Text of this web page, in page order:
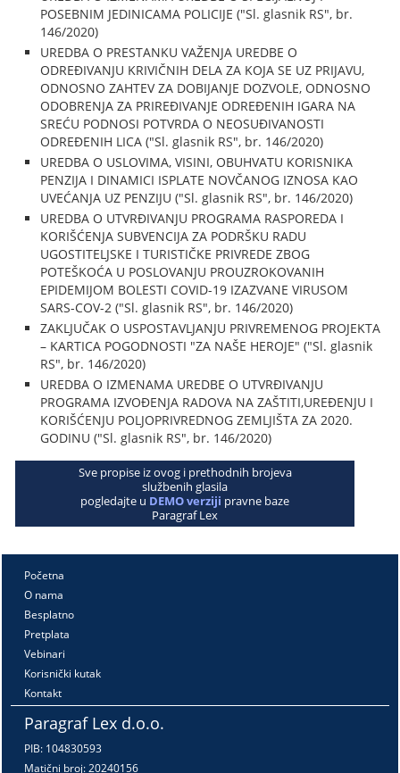
POSEBNIM JEDINICAMA POLICIJE ("Sl. glasnik RS", br.
146/2020)
UREDBA O PRESTANKU VAŽENJA UREDBE O
ODREĐIVANJU KRIVIČNIH DELA ZA KOJA SE UZ PRIJAVU,
ODNOSNO ZAHTEV ZA DOBIJANJE DOZVOLE, ODNOSNO
ODOBRENJA ZA PRIREĐIVANJE ODREĐENIH IGARA NA
SREĆU PODNOSI POTVRDA O NEOSUĐIVANOSTI
ODREĐENIH LICA ("Sl. glasnik RS", br. 146/2020)
UREDBA O USLOVIMA, VISINI, OBUHVATU KORISNIKA
PENZIJA I DINAMICI ISPLATE NOVČANOG IZNOSA KAO
UVEĆANJA UZ PENZIJU ("Sl. glasnik RS", br. 146/2020)
UREDBA O UTVRĐIVANJU PROGRAMA RASPOREDA I
KORIŠĆENJA SUBVENCIJA ZA PODRŠKU RADU
UGOSTITELJSKE I TURISTIČKE PRIVREDE ZBOG
POTEŠKOĆA U POSLOVANJU PROUZROKOVANIH
EPIDEMIJOM BOLESTI COVID-19 IZAZVANE VIRUSOM
SARS-COV-2 ("Sl. glasnik RS", br. 146/2020)
ZAKLJUČAK O USPOSTAVLJANJU PRIVREMENOG PROJEKTA
– KARTICA POGODNOSTI "ZA NAŠE HEROJE" ("Sl. glasnik
RS", br. 146/2020)
UREDBA O IZMENAMA UREDBE O UTVRĐIVANJU
PROGRAMA IZVOĐENJA RADOVA NA ZAŠTITI,UREĐENJU I
KORIŠĆENJU POLJOPRIVREDNOG ZEMLJIŠTA ZA 2020.
GODINU ("Sl. glasnik RS", br. 146/2020)
Sve propise iz ovog i prethodnih brojeva
službenih glasila
pogledajte u DEMO verziji pravne baze
Paragraf Lex
Početna
O nama
Besplatno
Pretplata
Vebinari
Korisnički kutak
Kontakt
Paragraf Lex d.o.o.
PIB: 104830593
Matični broj: 20240156